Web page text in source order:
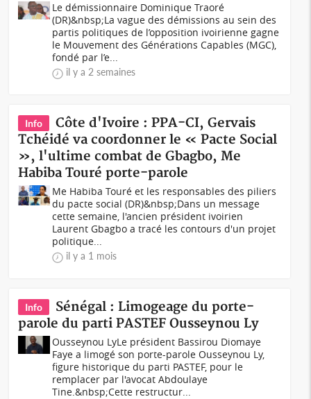
Le démissionnaire Dominique Traoré
(DR)&nbsp;La vague des démissions au sein des
partis politiques de l’opposition ivoirienne gagne
le Mouvement des Générations Capables (MGC),
fondé par l’e...
il y a 2 semaines
Info
Côte d'Ivoire : PPA-CI, Gervais
Tchéidé va coordonner le « Pacte Social
», l'ultime combat de Gbagbo, Me
Habiba Touré porte-parole
Me Habiba Touré et les responsables des piliers
du pacte social (DR)&nbsp;Dans un message
cette semaine, l'ancien président ivoirien
Laurent Gbagbo a tracé les contours d'un projet
politique...
il y a 1 mois
Info
Sénégal : Limogeage du porte-
parole du parti PASTEF Ousseynou Ly
Ousseynou LyLe président Bassirou Diomaye
Faye a limogé son porte-parole Ousseynou Ly,
figure historique du parti PASTEF, pour le
remplacer par l'avocat Abdoulaye
Tine.&nbsp;Cette restructur...